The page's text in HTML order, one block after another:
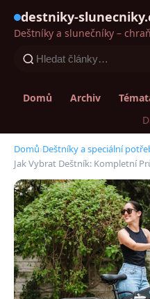
destniky-
Deštníky a slunečníky –
Domů Archiv
Domů›Deštníky a speciální
Jak Vybrat Deštník: Kompletní